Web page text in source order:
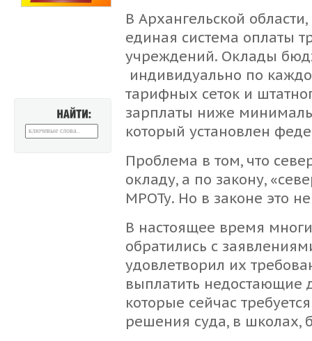
В Архангельской
единая система оплаты
учреждений. Оклады
индивидуально по
тарифных сеток и
зарплаты ниже
который установлен
Проблема в том, что
окладу, а по закону,
МРОТу. Но в законе это
В настоящее время
обратились с
удовлетворил их
выплатить недостающие
которые сейчас
решения суда, в школах,